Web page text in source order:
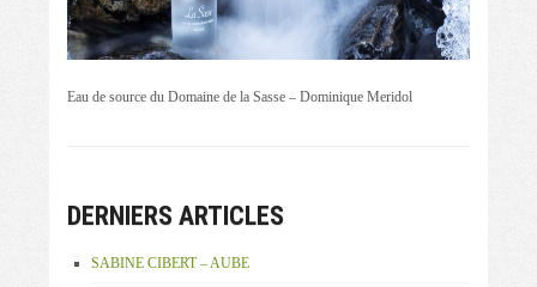
Eau de source du Domaine de la Sasse – Dominique Meridol
DERNIERS ARTICLES
SABINE CIBERT – AUBE